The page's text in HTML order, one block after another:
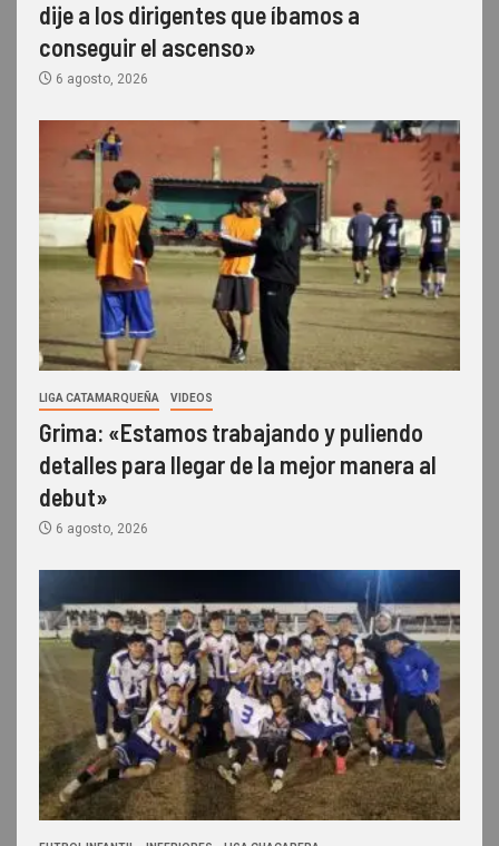
dije a los dirigentes que íbamos a
conseguir el ascenso»
6 agosto, 2026
LIGA CATAMARQUEÑA VIDEOS
Grima: «Estamos trabajando y puliendo
detalles para llegar de la mejor manera al
debut»
6 agosto, 2026